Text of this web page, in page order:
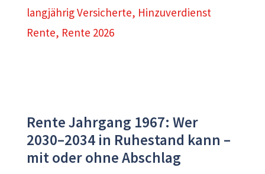
langjährig Versicherte, Hinzuverdienst
Rente, Rente 2026
Rente Jahrgang 1967: Wer
2030–2034 in Ruhestand kann –
mit oder ohne Abschlag